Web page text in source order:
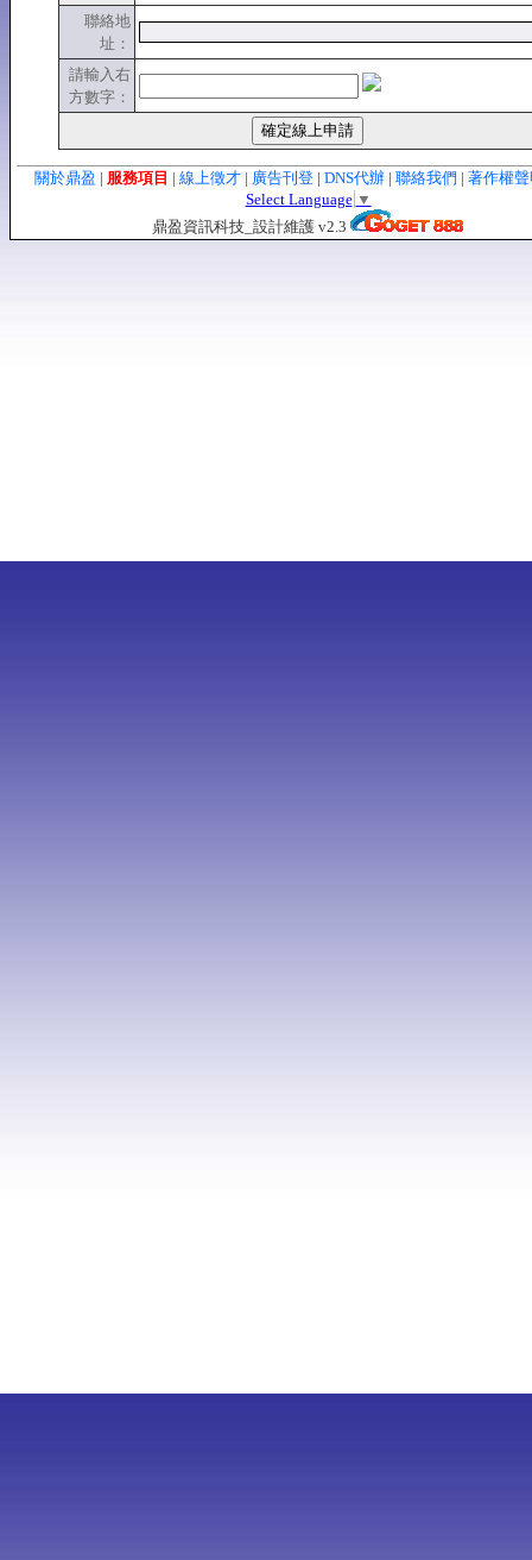
聯絡地
址：
請輸入右
方數字：
關於鼎盈 | 服務項目 | 線上徵才 | 廣告刊登 | DNS代辦 | 聯絡我們 | 著作
Select Language ▼
鼎盈資訊科技_設計維護 v2.3